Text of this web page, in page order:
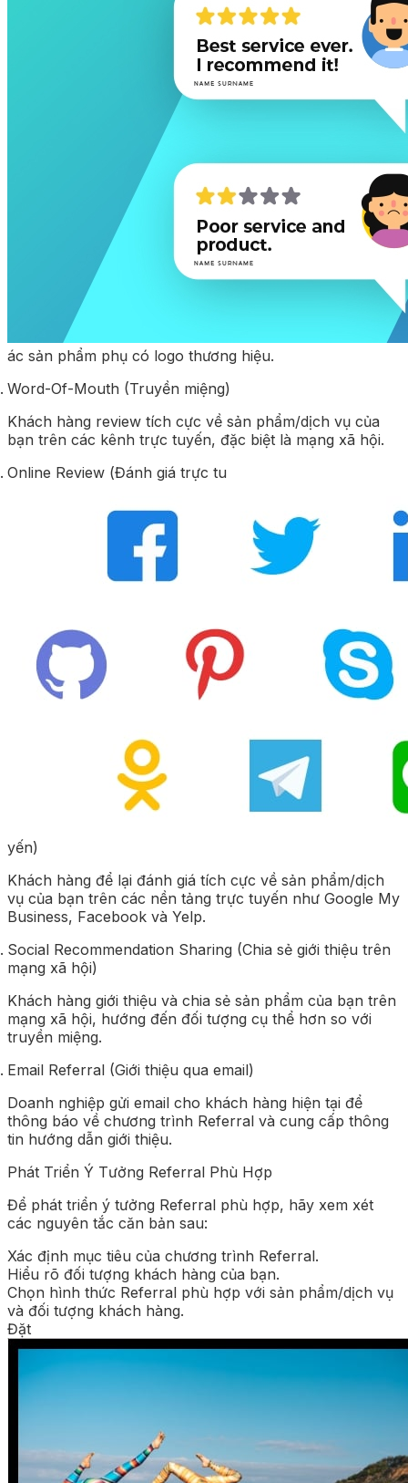
ác sản phẩm phụ có logo thương hiệu.
Word-Of-Mouth (Truyền miệng)
Khách hàng review tích cực về sản phẩm/dịch vụ của
bạn trên các kênh trực tuyến, đặc biệt là mạng xã hội.
Online Review (Đánh giá trực tu
yến)
Khách hàng để lại đánh giá tích cực về sản phẩm/dịch
vụ của bạn trên các nền tảng trực tuyến như Google My
Business, Facebook và Yelp.
Social Recommendation Sharing (Chia sẻ giới thiệu trên
mạng xã hội)
Khách hàng giới thiệu và chia sẻ sản phẩm của bạn trên
mạng xã hội, hướng đến đối tượng cụ thể hơn so với
truyền miệng.
Email Referral (Giới thiệu qua email)
Doanh nghiệp gửi email cho khách hàng hiện tại để
thông báo về chương trình Referral và cung cấp thông
tin hướng dẫn giới thiệu.
Phát Triển Ý Tưởng Referral Phù Hợp
Để phát triển ý tưởng Referral phù hợp, hãy xem xét
các nguyên tắc căn bản sau:
Xác định mục tiêu của chương trình Referral.
Hiểu rõ đối tượng khách hàng của bạn.
Chọn hình thức Referral phù hợp với sản phẩm/dịch vụ
và đối tượng khách hàng.
Đặt